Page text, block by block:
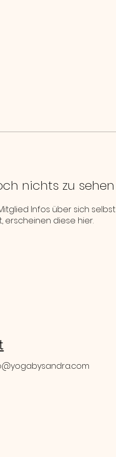
nichts zu sehen
Infos über sich selbst
erscheinen diese hier.